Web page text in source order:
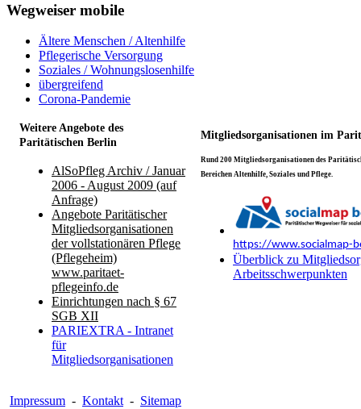
Wegweiser mobile
Ältere Menschen / Altenhilfe
Pflegerische Versorgung
Soziales / Wohnungslosenhilfe
übergreifend
Corona-Pandemie
Weitere Angebote des
Paritätischen Berlin
Mitgliedsorganisationen im
AlSoPfleg Archiv / Januar
2006 - August 2009 (auf
Anfrage)
Angebote Paritätischer
Mitgliedsorganisationen
der vollstationären Pflege
(Pflegeheim)
www.paritaet-
pflegeinfo.de
Einrichtungen nach § 67
SGB XII
PARIEXTRA - Intranet
für
Mitgliedsorganisationen
Rund 200 Mitgliedsorganisationen des
Bereichen Altenhilfe, Soziales und Pflege.
https://www.socialmap-
Überblick zu
Arbeitsschwerpunkten
Impressum - Kontakt - Sitemap